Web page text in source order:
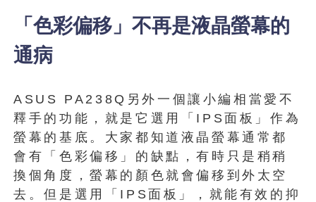
「色彩偏移」不再是液晶螢幕的
通病
ASUS PA238Q另外一個讓小編相當愛不
釋手的功能，就是它選用「IPS面板」作為
螢幕的基底。大家都知道液晶螢幕通常都
會有「色彩偏移」的缺點，有時只是稍稍
換個角度，螢幕的顏色就會偏移到外太空
去。但是選用「IPS面板」，就能有效的抑